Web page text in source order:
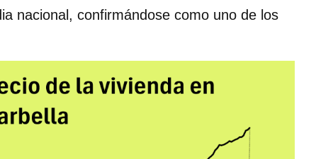
nacional, confirmándose como uno de los